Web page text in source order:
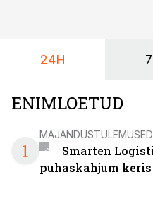
24H
ENIMLOETUD
1
MAJANDUSTULEMUSED
Smarten
puhaskahjum keris